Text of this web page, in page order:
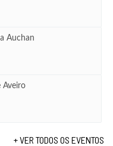
Auchan
Aveiro
+ VER TODOS OS EVENTOS